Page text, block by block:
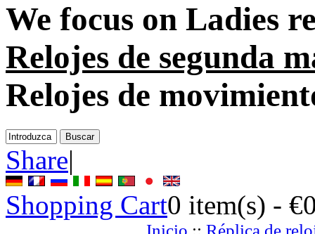
We focus on Ladies
Relojes de segunda
Relojes de
Share|
Shopping Cart0 item(s) -
Inicio :: Réplica de